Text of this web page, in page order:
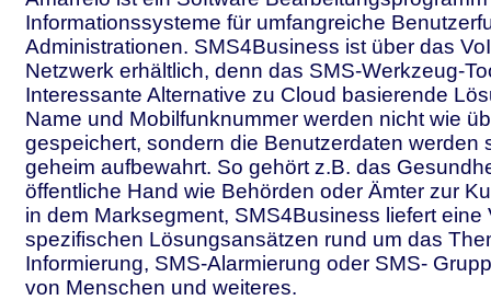
Informationssysteme für umfangreiche
Administrationen. SMS4Business ist über das
Netzwerk erhältlich, denn das SMS-Werkzeug-
Interessante Alternative zu Cloud basierende
Name und Mobilfunknummer werden nicht wie
gespeichert, sondern die Benutzerdaten werden
geheim aufbewahrt. So gehört z.B. das
öffentliche Hand wie Behörden oder Ämter zur
in dem Marksegment, SMS4Business liefert eine
spezifischen Lösungsansätzen rund um das
Informierung, SMS-Alarmierung oder SMS-
von Menschen und weiteres.